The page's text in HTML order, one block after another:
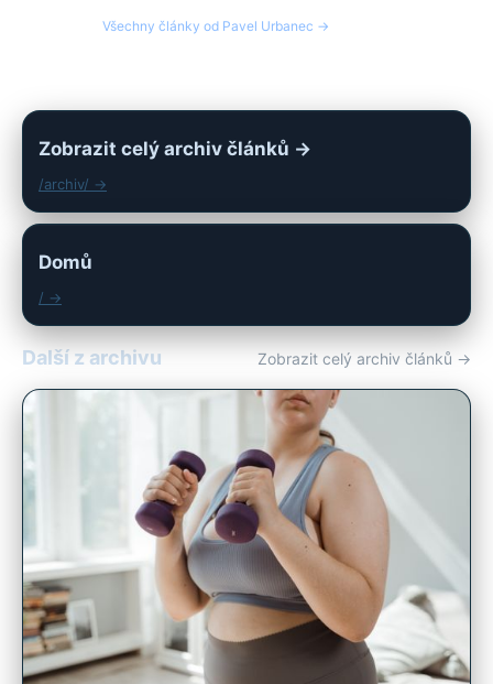
Všechny články od Pavel Urbanec →
Zobrazit celý archiv článků →
/archiv/ →
Domů
/ →
Další z archivu Zobrazit celý archiv článků →